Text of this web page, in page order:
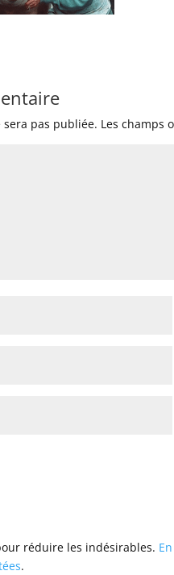
sera pas publiée. Les champs
réduire les indésirables.
.